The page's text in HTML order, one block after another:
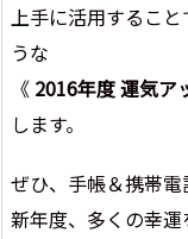
上手に活用するこ
うな
《 2016年度 運気
します。
ぜひ、手帳＆携帯電
新年度、多くの幸